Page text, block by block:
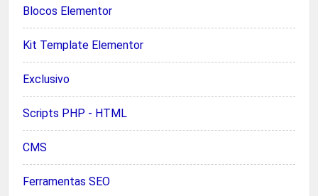
Blocos Elementor
Kit Template Elementor
Exclusivo
Scripts PHP - HTML
CMS
Ferramentas SEO